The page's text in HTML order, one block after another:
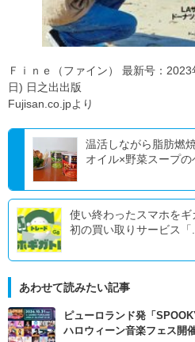
Ｆｉｎｅ（ファイン） 最新号：
日) 日之出出版
Fujisan.co.jpより
温活しながら脂肪燃
オイル×野菜スープの
使い終わったスマホを
初の買い取りサービス「...
あわせて読みたい記事
ピューロランド発「
ハロウィーン音楽フェス開